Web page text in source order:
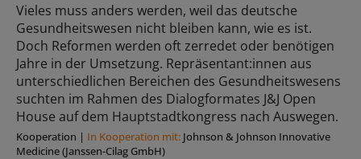
Vieles muss anders werden, weil das deutsche
Gesundheitswesen nicht bleiben kann, wie es ist.
Doch Reformen werden oft zerredet oder benötigen
Jahre in der Umsetzung. Repräsentant:innen aus
unterschiedlichen Bereichen des Gesundheitswesens
suchten im Rahmen des Dialogformates J&J Open
House auf dem Hauptstadtkongress nach Auswegen.
Kooperation | In Kooperation mit: Johnson & Johnson Innovative
Medicine (Janssen-Cilag GmbH)